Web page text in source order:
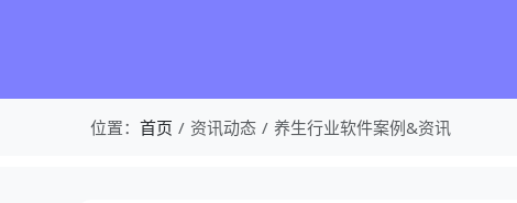
位置： 首页 资讯动态 养生行业软件案例&资讯